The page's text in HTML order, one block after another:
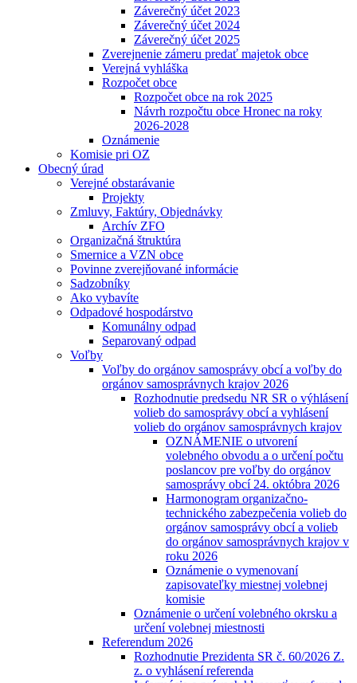
Záverečný účet 2023
Záverečný účet 2024
Záverečný účet 2025
Zverejnenie zámeru predať majetok obce
Verejná vyhláška
Rozpočet obce
Rozpočet obce na rok 2025
Návrh rozpočtu obce Hronec na roky
2026-2028
Oznámenie
Komisie pri OZ
Obecný úrad
Verejné obstarávanie
Projekty
Zmluvy, Faktúry, Objednávky
Archív ZFO
Organizačná štruktúra
Smernice a VZN obce
Povinne zverejňované informácie
Sadzobníky
Ako vybavíte
Odpadové hospodárstvo
Komunálny odpad
Separovaný odpad
Voľby
Voľby do orgánov samosprávy obcí a voľby do
orgánov samosprávnych krajov 2026
Rozhodnutie predsedu NR SR o výhlásení
volieb do samosprávy obcí a vyhlásení
volieb do orgánov samosprávnych krajov
OZNÁMENIE o utvorení
volebného obvodu a o určení počtu
poslancov pre voľby do orgánov
samosprávy obcí 24. októbra 2026
Harmonogram organizačno-
technického zabezpečenia volieb do
orgánov samosprávy obcí a volieb
do orgánov samosprávnych krajov v
roku 2026
Oznámenie o vymenovaní
zapisovateľky miestnej volebnej
komisie
Oznámenie o určení volebného okrsku a
určení volebnej miestnosti
Referendum 2026
Rozhodnutie Prezidenta SR č. 60/2026 Z.
z. o vyhlásení referenda